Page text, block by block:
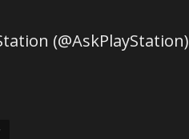
(@AskPlayStation)